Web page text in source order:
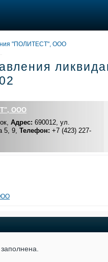
площадка
"ПОЛИТЕСТ", ООО
ООО
Адрес: 690012, ул.
5, 9, Телефон: +7 (423) 227-